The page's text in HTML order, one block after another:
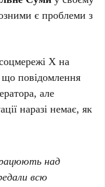
є проблеми з
X на
що повідомлення
але
наразі немає, як
над
всю